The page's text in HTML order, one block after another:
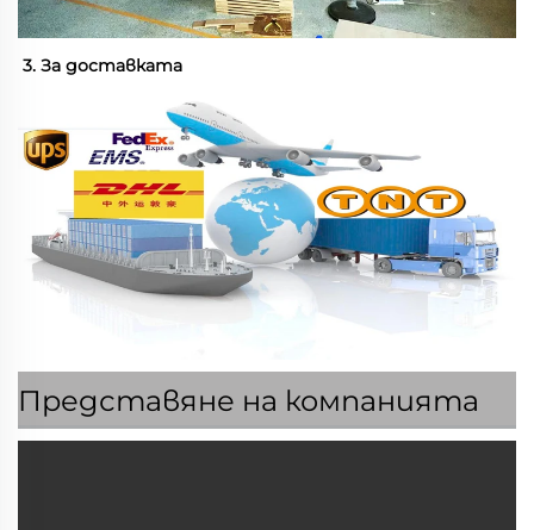
3. За доставката
Представяне на компанията